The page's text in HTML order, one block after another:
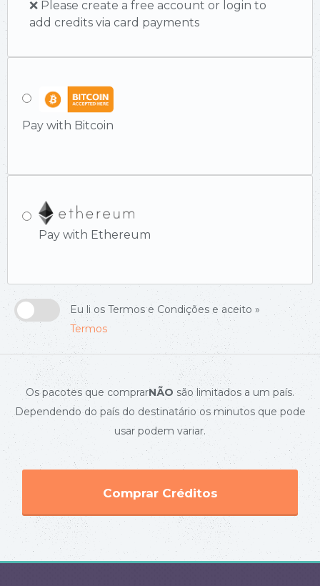
❌ Please create a free account or login to
add credits via card payments
Pay with Bitcoin
Pay with Ethereum
Eu li os Termos e Condições e aceito »
Termos
Os pacotes que comprarNÃO são limitados a um país.
Dependendo do país do destinatário os minutos que pode
usar podem variar.
Comprar Créditos